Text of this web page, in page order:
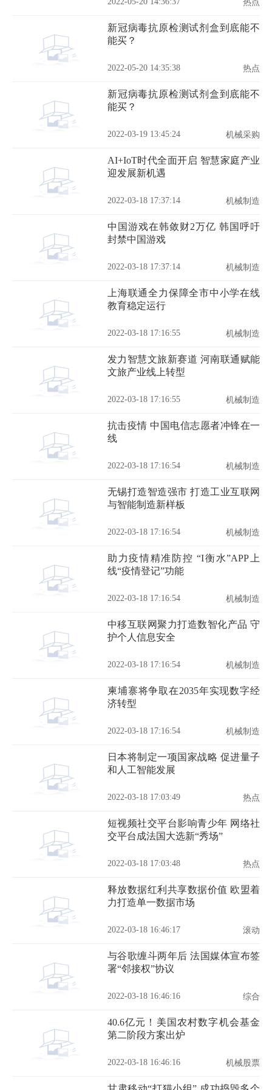
热点
新冠病毒抗原检测试剂盒到底能不
能买？
2022-05-20 14:35:38 热点
新冠病毒抗原检测试剂盒到底能不
能买？
2022-03-19 13:45:24 机械采购
AI+IoT时代全面开启 智慧家庭产业
迎发展新机遇
2022-03-18 17:37:14 机械制造
中国游戏在韩敛财2万亿 韩国呼吁
封禁中国游戏
2022-03-18 17:37:14 机械制造
上海联通全力保障全市中小学在线
教育稳定运行
2022-03-18 17:16:55 机械制造
发力智慧文旅新赛道 河南联通赋能
文旅产业线上转型
2022-03-18 17:16:55 机械制造
抗击疫情 中国电信志愿者冲锋在一
线
2022-03-18 17:16:54 机械制造
无锡打造智造强市 打造工业互联网
与智能制造新样板
2022-03-18 17:16:54 机械制造
助力疫情精准防控 “I衡水”APP上
线“疫情登记”功能
2022-03-18 17:16:54 机械制造
中移互联网聚力打造数智化产品 守
护个人信息安全
2022-03-18 17:16:54 机械制造
柬埔寨将争取在2035年实现数字经
济转型
2022-03-18 17:16:54 机械制造
日本将制定一项国家战略 促进量子
和人工智能发展
2022-03-18 17:03:49 热点
短视频社交平台影响青少年 网络社
交平台成法国大选新“秀场”
2022-03-18 17:03:48 热点
释放数据红利共享数据价值 欧盟着
力打造单一数据市场
2022-03-18 16:46:17 滚动
与谷歌缠斗两年后 法国媒体宣布签
署“邻接权”协议
2022-03-18 16:46:16 综合
40.6亿元！美国农村数字机会基金
第二阶段方案出炉
2022-03-18 16:46:16 机械股票